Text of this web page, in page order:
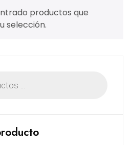
productos que
selección.